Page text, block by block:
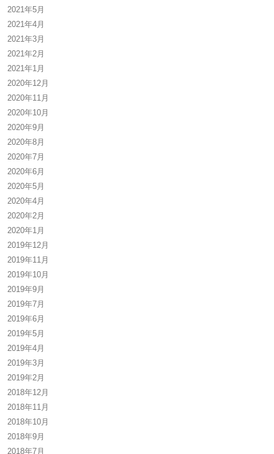
2021年5月
2021年4月
2021年3月
2021年2月
2021年1月
2020年12月
2020年11月
2020年10月
2020年9月
2020年8月
2020年7月
2020年6月
2020年5月
2020年4月
2020年2月
2020年1月
2019年12月
2019年11月
2019年10月
2019年9月
2019年7月
2019年6月
2019年5月
2019年4月
2019年3月
2019年2月
2018年12月
2018年11月
2018年10月
2018年9月
2018年7月